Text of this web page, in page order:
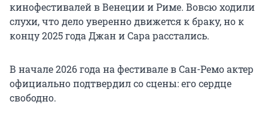
кинофестивалей в Венеции и Риме. Вовсю ходили
слухи, что дело уверенно движется к браку, но к
концу 2025 года Джан и Сара расстались.
В начале 2026 года на фестивале в Сан-Ремо актер
официально подтвердил со сцены: его сердце
свободно.